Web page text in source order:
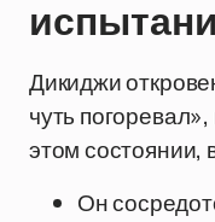
Дикиджи
чуть
этом состоянии,
Он